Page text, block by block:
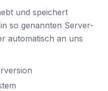
und speichert
so genannten Server-
automatisch an uns